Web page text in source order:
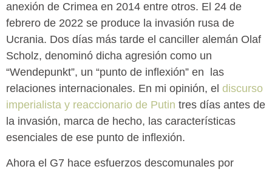
anexión de Crimea en 2014 entre otros. El 24 de
febrero de 2022 se produce la invasión rusa de
Ucrania. Dos días más tarde el canciller alemán Olaf
Scholz, denominó dicha agresión como un
“Wendepunkt”, un “punto de inflexión” en las
relaciones internacionales. En mi opinión, el discurso
imperialista y reaccionario de Putin tres días antes de
la invasión, marca de hecho, las características
esenciales de ese punto de inflexión.
Ahora el G7 hace esfuerzos descomunales por